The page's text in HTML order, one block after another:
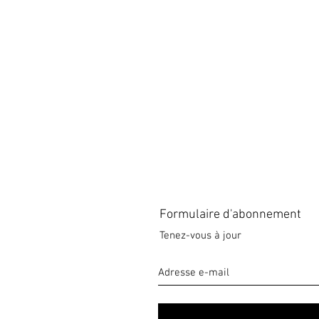
Formulaire d'abonnement
Tenez-vous à jour